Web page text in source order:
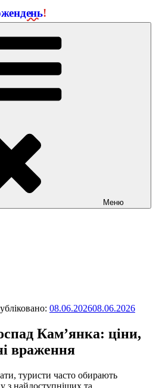
день!
Меню
08.06.202608.06.2026
Кам’янка: ціни,
враження
туристи часто обирають
з найдоступніших та